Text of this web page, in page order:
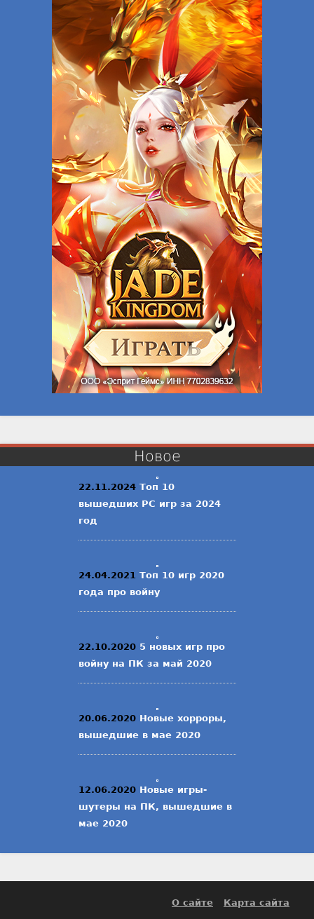
Новое
22.11.2024 Топ 10
вышедших PC игр за 2024
год
24.04.2021 Топ 10 игр 2020
года про войну
22.10.2020 5 новых игр про
войну на ПК за май 2020
20.06.2020 Новые хорроры,
вышедшие в мае 2020
12.06.2020 Новые игры-
шутеры на ПК, вышедшие в
мае 2020
О сайте Карта сайта